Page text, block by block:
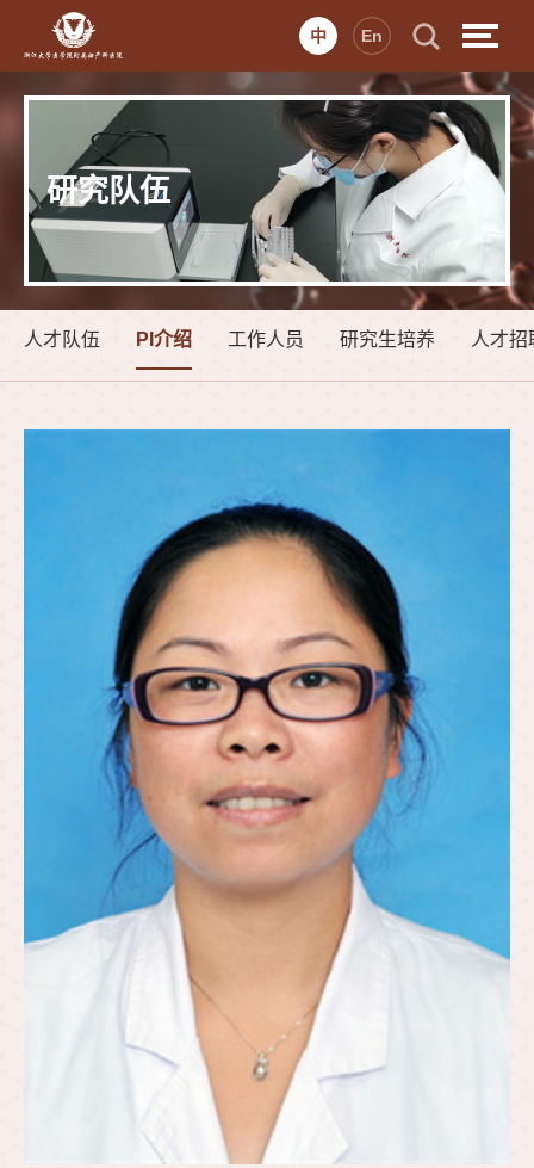
中 En
研究队伍
人才队伍 PI介绍 工作人员 研究生培养 人才招